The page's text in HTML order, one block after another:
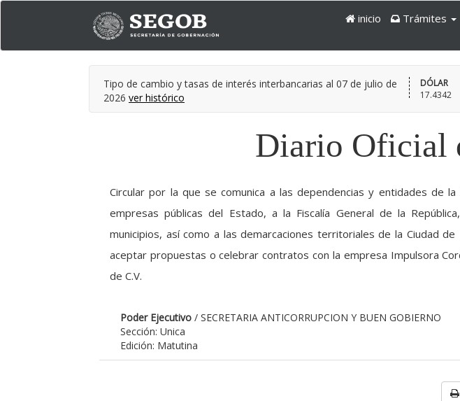
inicio Trámites
Tipo de cambio y tasas de interés interbancarias al 07 de julio de
2026 ver histórico
DÓLAR
17.4342
Diario Oficial
Circular por la que se comunica a las dependencias y entidades de la
empresas públicas del Estado, a la Fiscalía General de la
municipios, así como a las demarcaciones territoriales de la Ciudad
aceptar propuestas o celebrar contratos con la empresa Impulsora
de C.V.
Poder Ejecutivo / SECRETARIA ANTICORRUPCION Y BUEN GOBIERNO
Sección: Unica
Edición: Matutina